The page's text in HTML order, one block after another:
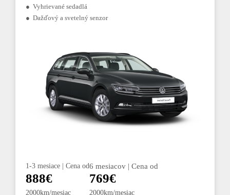
● Vyhrievané sedadlá
● Dažďový a svetelný senzor
1-3 mesiace | Cena od
888€
2000km/mesiac
6 mesiacov | Cena od
769€
2000km/mesiac